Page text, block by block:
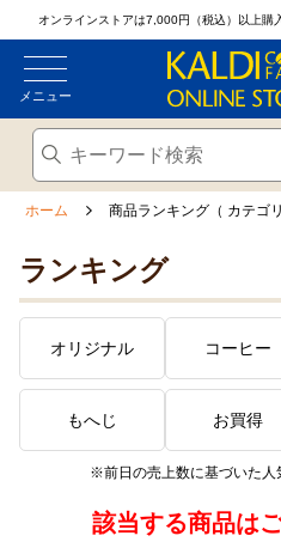
オンラインストアは7,000円（税込）以上購
メニュー
ホーム 商品ランキング（ カテゴ
ランキング
オリジナル コーヒー
もへじ お買得
※前日の売上数に基づいた人
該当する商品は